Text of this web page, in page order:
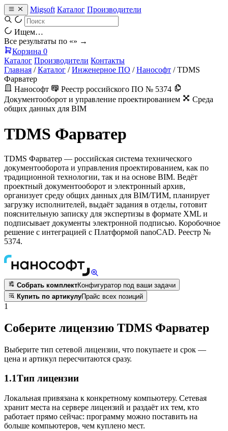
Migsoft Каталог Производители
Ищем…
Все результаты по «» →
Корзина 0
Каталог Производители Контакты
Главная / Каталог / Инженерное ПО / Нанософт / TDMS
Фарватер
Нанософт
Реестр российского ПО № 5374
Документооборот и управление проектированием
Среда
общих данных для BIM
TDMS Фарватер
TDMS Фарватер — российская система технического
документооборота и управления проектированием, как по
традиционной технологии, так и на основе BIM. Ведёт
проектный документооборот и электронный архив,
организует среду общих данных для BIM/ТИМ, планирует
загрузку исполнителей, выдаёт задания в отделы, готовит
пояснительную записку для экспертизы в формате XML и
подписывает документы электронной подписью. Коробочное
решение с интеграцией с Платформой nanoCAD. Реестр №
5374.
Собрать комплектКонфигуратор под ваши задачи
Купить по артикулуПрайс всех позиций
1
Соберите лицензию TDMS Фарватер
Выберите тип сетевой лицензии, что покупаете и срок —
цена и артикул пересчитаются сразу.
1.1Тип лицензии
Локальная привязана к конкретному компьютеру. Сетевая
хранит места на сервере лицензий и раздаёт их тем, кто
работает прямо сейчас: программу можно поставить на
больше компьютеров, чем куплено мест.